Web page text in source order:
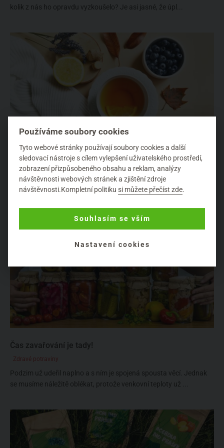
kolik z nás ho opravdu vyzkoušelo? Je asi jasné, že úpl...
Vykašlete se na chemii. Posilněte imunitu přírodní
cestou
Jak být fit
Podzimní a zimní chladné dny jsou pro naši imunitu zatěžkávací
Čas zavařování je tady!
Zdravé potraviny
Podzim už udeřil naplno a s ním je spojená spousta věcí. Jednak
se musíme náležitě oblékat, protože venkovní teploty už ...
Používáme soubory cookies
Tyto webové stránky používají soubory cookies a další
sledovací nástroje s cílem vylepšení uživatelského prostředí,
zobrazení přizpůsobeného obsahu a reklam, analýzy
návštěvnosti webových stránek a zjištění zdroje
návštěvnosti.Kompletní politikusi můžete přečíst zde.
Souhlasím se vším
Nastavení cookies